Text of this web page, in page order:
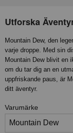
Utforska
Mountain Dew, den
varje droppe. Med sin
Mountain Dew blivit en
om du tar dig an en
uppfriskande paus, är
ditt äventyr.
Varumärke